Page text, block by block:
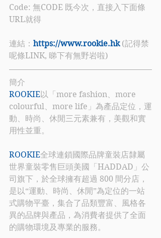
Code: 無CODE 既今次，直接入下面條
URL就得
連結： https://www.rookie.hk (記得禁
呢條LINK, 睇下有無野岩啦)
簡介
ROOKIE以「more fashion、more
colourful、more life」為產品定位，運
動、時尚、休閒三元素兼有，美觀和實
用性並重。
ROOKIE全球連鎖國際品牌童裝店隸屬
世界童裝零售巨頭美國「HADDAD」公
司旗下，於全球擁有超過 800 間分店，
是以“運動、時尚、休閒”為定位的一站
式購物平臺，集合了品類豐富、風格各
異的品牌與產品，為消費者提供了全面
的購物環境及專業的服務。